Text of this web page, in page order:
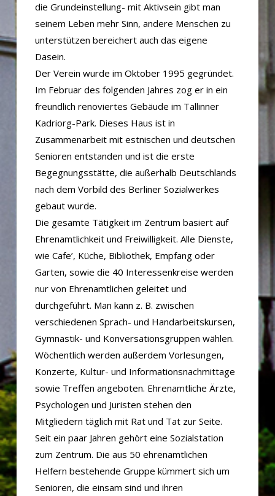
die Grundeinstellung- mit Aktivsein gibt man
seinem Leben mehr Sinn, andere Menschen zu
unterstützen bereichert auch das eigene
Dasein.
Der Verein wurde im Oktober 1995 gegründet.
Im Februar des folgenden Jahres zog er in ein
freundlich renoviertes Gebäude im Tallinner
Kadriorg-Park. Dieses Haus ist in
Zusammenarbeit mit estnischen und deutschen
Senioren entstanden und ist die erste
Begegnungsstätte, die außerhalb Deutschlands
nach dem Vorbild des Berliner Sozialwerkes
gebaut wurde.
Die gesamte Tätigkeit im Zentrum basiert auf
Ehrenamtlichkeit und Freiwilligkeit. Alle Dienste,
wie Cafe’, Küche, Bibliothek, Empfang oder
Garten, sowie die 40 Interessenkreise werden
nur von Ehrenamtlichen geleitet und
durchgeführt. Man kann z. B. zwischen
verschiedenen Sprach- und Handarbeitskursen,
Gymnastik- und Konversationsgruppen wählen.
Wöchentlich werden außerdem Vorlesungen,
Konzerte, Kultur- und Informationsnachmittage
sowie Treffen angeboten. Ehrenamtliche Ärzte,
Psychologen und Juristen stehen den
Mitgliedern täglich mit Rat und Tat zur Seite.
Seit ein paar Jahren gehört eine Sozialstation
zum Zentrum. Die aus 50 ehrenamtlichen
Helfern bestehende Gruppe kümmert sich um
Senioren, die einsam sind und ihren